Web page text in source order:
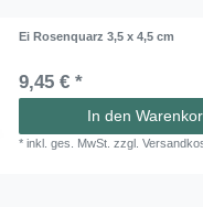
Ei Rosenquarz 3,5 x 4,5 cm
9,45 € *
In den
*inkl. ges. MwSt. zzgl.